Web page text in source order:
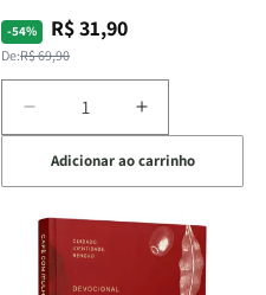
-54%
Preço
normal
De:R$ 69,90
Preço
promocional
R$ 31,90
Diminuir
a
quantidade
de
Jogo
Bíblico
de
Aumentar
a
quantidade
de
Jogo
Bíblico
Adicionar ao carrinho